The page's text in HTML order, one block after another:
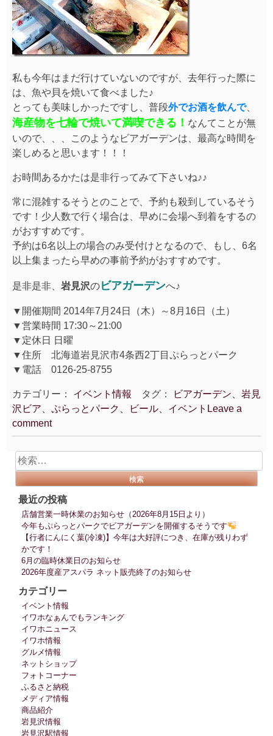
私も今年はまだ行けていないのですが、去年行った際に
は、魚や貝を焼いて食べました♪
とっても美味しかったですし、普段外でお酒を飲んで、
海産物を七輪で焼いて満喫できる！ なんてことが無
いので、、、このようなビアガーデンは、最高な時間を
楽しめると思います！！！
お時間あるかたは是非行ってみて下さいね♪♪
常に混雑するそうとのことで、予約も殺到しているそう
です！少人数で行く場合は、早めに会場へ到着をするの
がおすすめです。
予約は6名以上の場合のみ受付けとなるので、もし、6名
以上集まったら早めの事前予約がおすすめです。
是非是非、 岩見沢のビアガーデンへ♪
▼開催期間 2014年7月24日（木）～8月16日（土）
▼営業時間 17:30～21:00
▼定休日 日曜
▼住所 北海道岩見沢市4条西2丁目ぷらっとパーク
▼電話 0126-25-8755
カテゴリー： イベント情報 タグ：
ビアガーデン、岩見
沢ビア、ぷらっとパーク、ビール、イベント Leave a
comment
検
索:
最近の投稿
店舗営業一時休業のお知らせ（2026年8月15日より）
今年もぷらっとパークでビアガーデンを開催するそうです
【行者にんにく葉(冷凍)】今年は大好評につき、在庫が残りわず
かです！
6月の臨時休業日のお知らせ
2026年度産アスパラ ネット販売終了のお知らせ
カテゴリー
イベント情報
イワホなぁんでもランキング
イワホニュース
イワホ情報
グルメ情報
ネットショップ
フォトコーナー
ふるさと納税
メディア情報
商品紹介
岩見沢情報
岩見沢駅情報